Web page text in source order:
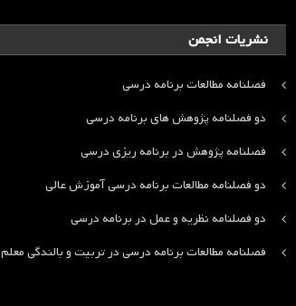
نشریات انجمن
فصلنامه مطالعات برنامه درسی
دو فصلنامه پژوهش های برنامه درسی
فصلنامه پژوهش در برنامه ریزی درسی
دو فصلنامه مطالعات برنامه درسی آموزش عالی
دو فصلنامه نظریه و عمل در برنامه درسی
فصلنامه مطالعات برنامه درسی در تربیت و بالندگی معلم